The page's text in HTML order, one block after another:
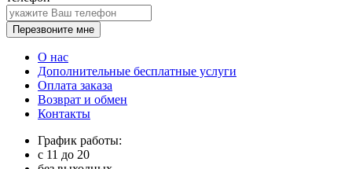
Перезвоните мне
О нас
Дополнительные бесплатные услуги
Оплата заказа
Возврат и обмен
Контакты
График работы:
с 11 до 20